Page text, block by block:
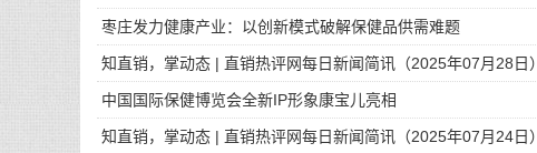
枣庄发力健康产业：以创新模式破解保健品供需难题
知直销，掌动态 | 直销热评网每日新闻简讯（2025年07月28日）
中国国际保健博览会全新IP形象康宝儿亮相
知直销，掌动态 | 直销热评网每日新闻简讯（2025年07月24日）